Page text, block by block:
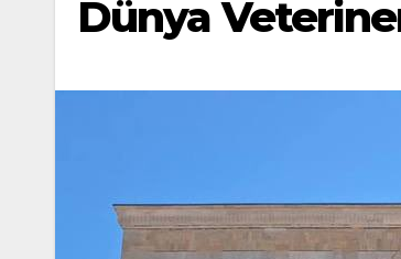
Dünya